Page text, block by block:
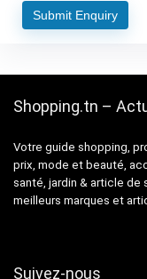
Shopping.tn –
Votre guide shopping,
prix, mode et beauté,
santé, jardin & article de
meilleurs marques et
Suivez-nous